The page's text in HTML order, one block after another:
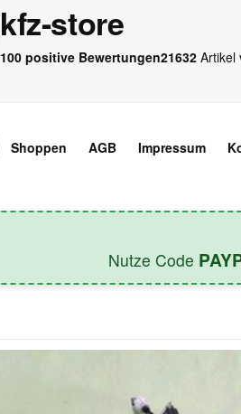
kfz-store
100 positive Bewertungen21632 Artikel
Shoppen AGB Impressum
Nutze Code